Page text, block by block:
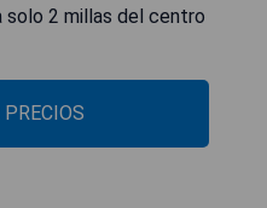
solo 2 millas del centro